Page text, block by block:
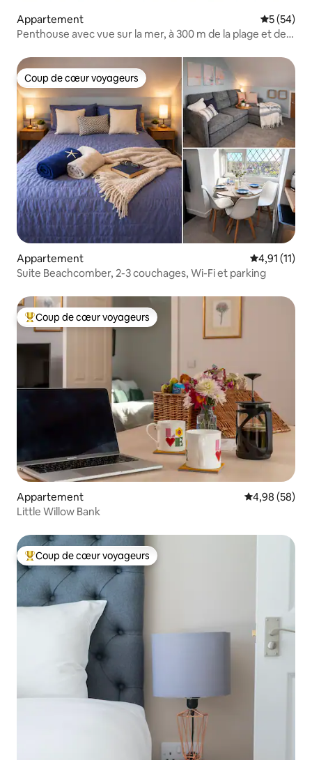
Appartement
5 (54)
Penthouse avec vue sur la mer, à 300 m de la plage et de
Coup de cœur voyageurs
Coup de cœur voyageurs
Appartement Évaluation
4,91 (11)
Suite Beachcomber, 2-3 couchages, Wi-Fi et parking
Coups de cœur voyageurs les plus appréciés
Coup de cœur voyageurs
Appartement Évaluation
4,98 (58)
Little Willow Bank
Coups de cœur voyageurs les plus appréciés
Coup de cœur voyageurs